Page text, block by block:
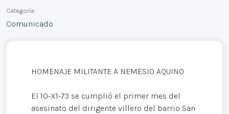
Categoría
Comunicado
HOMENAJE MILITANTE A NEMESIO AQUINO
El 10-X1-73 se cumplió el primer mes del
asesinato del dirigente villero del barrio San